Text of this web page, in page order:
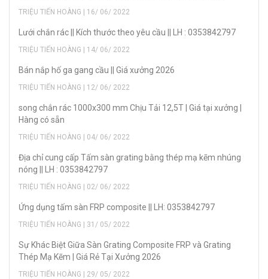
TRIỆU TIẾN HOÀNG | 16/ 06/ 2022
Lưới chắn rác || Kích thước theo yêu cầu || LH : 0353842797
TRIỆU TIẾN HOÀNG | 14/ 06/ 2022
Bán nắp hố ga gang cầu || Giá xưởng 2026
TRIỆU TIẾN HOÀNG | 12/ 06/ 2022
song chắn rác 1000x300 mm Chịu Tải 12,5T | Giá tại xưởng |
Hàng có sẵn
TRIỆU TIẾN HOÀNG | 04/ 06/ 2022
Địa chỉ cung cấp Tấm sàn grating bằng thép mạ kẽm nhúng
nóng || LH : 0353842797
TRIỆU TIẾN HOÀNG | 02/ 06/ 2022
Ứng dụng tấm sàn FRP composite || LH: 0353842797
TRIỆU TIẾN HOÀNG | 31/ 05/ 2022
Sự Khác Biệt Giữa Sàn Grating Composite FRP và Grating
Thép Mạ Kẽm | Giá Rẻ Tại Xưởng 2026
TRIỆU TIẾN HOÀNG | 29/ 05/ 2022